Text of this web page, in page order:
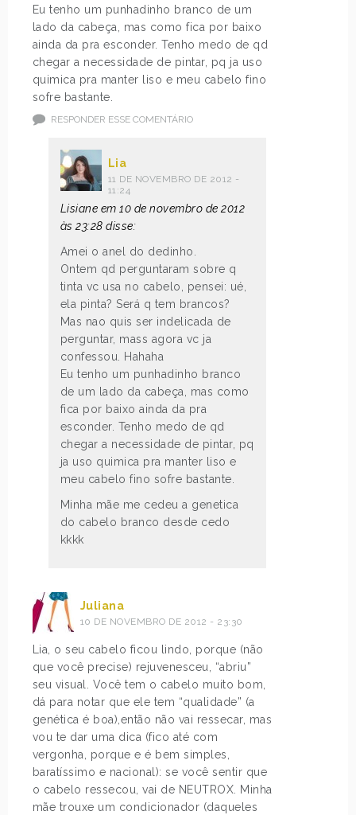
Eu tenho um punhadinho branco de um
lado da cabeça, mas como fica por baixo
ainda da pra esconder. Tenho medo de qd
chegar a necessidade de pintar, pq ja uso
quimica pra manter liso e meu cabelo fino
sofre bastante.
RESPONDER ESSE COMENTÁRIO
Lia
11 DE NOVEMBRO DE 2012 -
11:24
Lisiane em 10 de novembro de 2012
às 23:28 disse:
Amei o anel do dedinho.
Ontem qd perguntaram sobre q
tinta vc usa no cabelo, pensei: ué,
ela pinta? Será q tem brancos?
Mas nao quis ser indelicada de
perguntar, mass agora vc ja
confessou. Hahaha
Eu tenho um punhadinho branco
de um lado da cabeça, mas como
fica por baixo ainda da pra
esconder. Tenho medo de qd
chegar a necessidade de pintar, pq
ja uso quimica pra manter liso e
meu cabelo fino sofre bastante.
Minha mãe me cedeu a genetica
do cabelo branco desde cedo
kkkk
Juliana
10 DE NOVEMBRO DE 2012 - 23:30
Lia, o seu cabelo ficou lindo, porque (não
que você precise) rejuvenesceu, “abriu”
seu visual. Você tem o cabelo muito bom,
dá para notar que ele tem “qualidade” (a
genética é boa),então não vai ressecar, mas
vou te dar uma dica (fico até com
vergonha, porque e é bem simples,
baratíssimo e nacional): se você sentir que
o cabelo ressecou, vai de NEUTROX. Minha
mãe trouxe um condicionador (daqueles